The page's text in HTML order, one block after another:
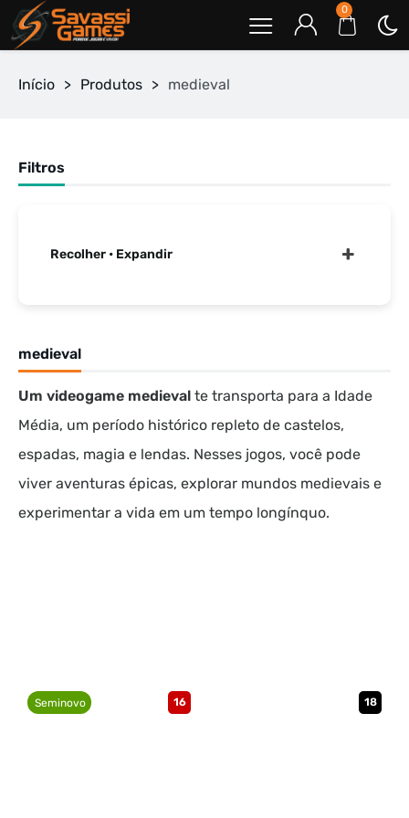
0
Início > Produtos > medieval
medieval
Um videogame medieval te transporta para a Idade
Média, um período histórico repleto de castelos,
espadas, magia e lendas. Nesses jogos, você pode
viver aventuras épicas, explorar mundos medievais e
experimentar a vida em um tempo longínquo.
Seminovo 16 18
Filtros
Recolher • Expandir